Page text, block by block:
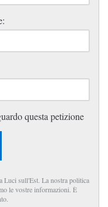
questa petizione
Luci sull'Est. La nostra politica
le vostre informazioni. È